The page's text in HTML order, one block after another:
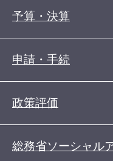
予算・決算
申請・手続
政策評価
総務省ソーシャル